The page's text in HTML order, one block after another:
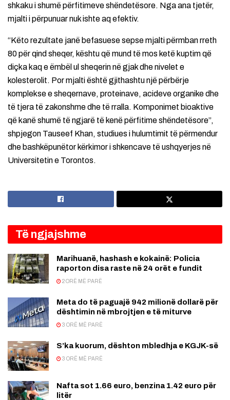
shkaku i shumë përfitimeve shëndetësore. Nga ana tjetër,
mjalti i përpunuar nuk ishte aq efektiv.
“Këto rezultate janë befasuese sepse mjalti përmban rreth
80 për qind sheqer, kështu që mund të mos ketë kuptim që
diçka kaq e ëmbël ul sheqerin në gjak dhe nivelet e
kolesterolit. Por mjalti është gjithashtu një përbërje
komplekse e sheqernave, proteinave, acideve organike dhe
të tjera të zakonshme dhe të rralla. Komponimet bioaktive
që kanë shumë të ngjarë të kenë përfitime shëndetësore”,
shpjegon Tauseef Khan, studiues i hulumtimit të përmendur
dhe bashkëpunëtor kërkimor i shkencave të ushqyerjes në
Universitetin e Torontos.
Të ngjajshme
Marihuanë, hashash e kokainë: Policia
raporton disa raste në 24 orët e fundit
2 ORË MË PARË
Meta do të paguajë 942 milionë dollarë për
dështimin në mbrojtjen e të miturve
3 ORË MË PARË
S’ka kuorum, dështon mbledhja e KGJK-së
3 ORË MË PARË
Nafta sot 1.66 euro, benzina 1.42 euro për
litër